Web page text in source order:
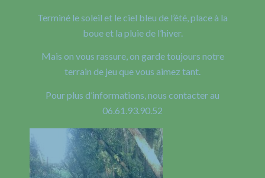
Terminé le soleil et le ciel bleu de l’été, place à la
boue et la pluie de l’hiver.
Mais on vous rassure, on garde toujours notre
terrain de jeu que vous aimez tant.
Pour plus d’informations, nous contacter au
06.61.93.90.52